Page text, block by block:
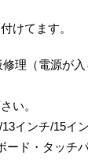
けてます。
理（電源が
い。
インチ/15イ
ード・タッチ